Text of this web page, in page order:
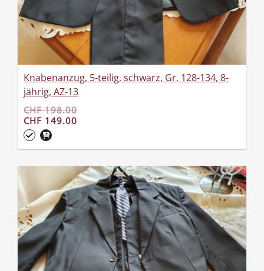
Knabenanzug, 5-teilig, schwarz, Gr. 128-134, 8-
jährig, AZ-13
CHF 198.00
CHF 149.00